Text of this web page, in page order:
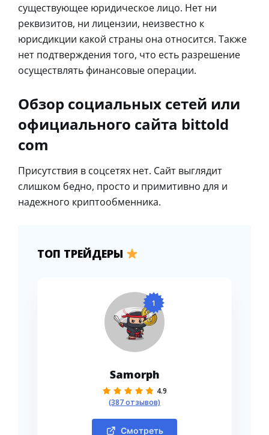
существующее юридическое лицо. Нет ни
реквизитов, ни лицензии, неизвестно к
юрисдикции какой страны она относится. Также
нет подтверждения того, что есть разрешение
осуществлять финансовые операции.
Обзор социальных сетей или
официального сайта bittold
com
Присутствия в соцсетях нет. Сайт выглядит
слишком бедно, просто и примитивно для и
надежного криптообменника.
ТОП ТРЕЙДЕРЫ
1
Samorph
4.9
(387 отзывов)
Смотреть